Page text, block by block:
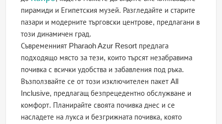
пирамиди и Египетския музей. Разгледайте и старите
пазари и модерните търговски центрове, предлагани в
този динамичен град.
Съвременният Pharaoh Azur Resort предлага
подходящо място за тези, които търсят незабравима
почивка с всички удобства и забавления под ръка.
Възползвайте се от този изключителен пакет All
Inclusive, предлагащ безпрецедентно обслужване и
комфорт. Планирайте своята почивка днес и се
насладете на лукса и безгрижната почивка, която